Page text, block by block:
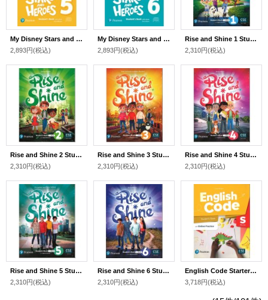
My Disney Stars and Heroes Level 5 Student's Book with eBook
2,893円(税込)
My Disney Stars and Heroes Level 6 Student's Book with eBook
2,893円(税込)
Rise and Shine 1 Student Book with E Book and Digital Activities
2,310円(税込)
Rise and Shine 2 Student Book with E Book and Digital Activities
2,310円(税込)
Rise and Shine 3 Student Book with E Book and Digital Activities
2,310円(税込)
Rise and Shine 4 Student Book with E Book and Digital Activities
2,310円(税込)
Rise and Shine 5 Student Book with E Book and Digital Activities
2,310円(税込)
Rise and Shine 6 Student Book with E Book and Digital Activities
2,310円(税込)
English Code Starter Student Book+ Student Online Access Code Pack
3,718円(税込)